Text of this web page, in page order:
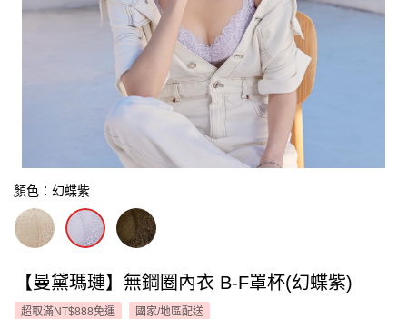
顏色：幻蝶紫
【曼黛瑪璉】無鋼圈內衣 B-F罩杯(幻蝶紫)
超取滿NT$888免運 國家/地區配送